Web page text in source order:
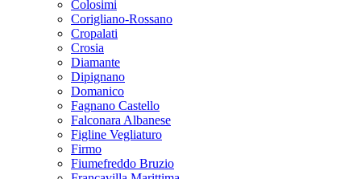
Colosimi
Corigliano-Rossano
Cropalati
Crosia
Diamante
Dipignano
Domanico
Fagnano Castello
Falconara Albanese
Figline Vegliaturo
Firmo
Fiumefreddo Bruzio